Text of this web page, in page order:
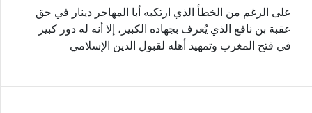
على الرغم من الخطأ الذي ارتكبه أبا المهاجر دينار في حق
عقبة بن نافع الذي يُعرف بجهاده الكبير، إلا أنه له دور كبير
في فتح المغرب وتمهيد أهله لقبول الدين الإسلامي